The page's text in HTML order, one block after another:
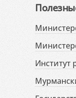
Институт